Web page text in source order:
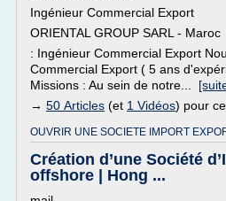
Ingénieur Commercial Export
ORIENTAL GROUP SARL - Maroc
: Ingénieur Commercial Export
Commercial Export ( 5 ans
Missions : Au sein de notre...
→ 50 Articles (et 1 Vidéos) pour
OUVRIR UNE SOCIETE IMPORT
Création d’une Société
offshore | Hong ...